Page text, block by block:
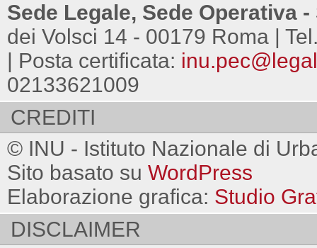
Sede Legale, Sede Operativa
dei Volsci 14 - 00179 Roma |
| Posta certificata:
02133621009
CREDITI
© INU - Istituto Nazionale di
Sito basato su WordPress
Elaborazione grafica: Studio
DISCLAIMER